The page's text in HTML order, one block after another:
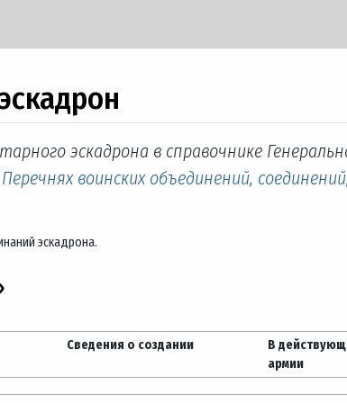
эскадрона в справочнике
Перечнях воинских объединений,
эскадрона.
Сведения о создании
В
армии